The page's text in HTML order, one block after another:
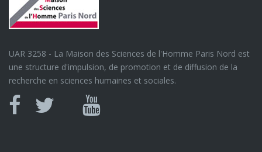
UAR 3258 - La Maison des Sciences de l'Homme Paris Nord est
une structure d'impulsion, de promotion et de diffusion de la
recherche en sciences humaines et sociales.
Canal